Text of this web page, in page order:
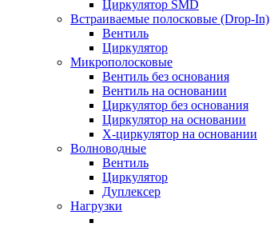
Циркулятор SMD
Встраиваемые полосковые (Drop-In)
Вентиль
Циркулятор
Микрополосковые
Вентиль без основания
Вентиль на основании
Циркулятор без основания
Циркулятор на основании
Х-циркулятор на основании
Волноводные
Вентиль
Циркулятор
Дуплексер
Нагрузки